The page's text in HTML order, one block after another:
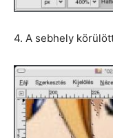
4. A sebhely